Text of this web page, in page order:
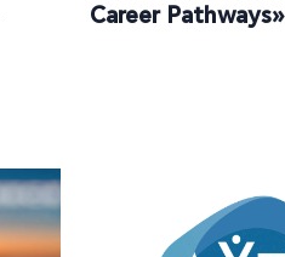
Career Pathways»